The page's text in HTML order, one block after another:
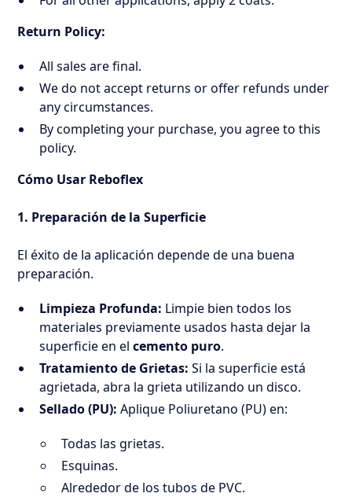
Return Policy:
All sales are final.
We do not accept returns or offer refunds under
any circumstances.
By completing your purchase, you agree to this
policy.
Cómo Usar Reboflex
1. Preparación de la Superficie
El éxito de la aplicación depende de una buena
preparación.
Limpieza Profunda: Limpie bien todos los
materiales previamente usados hasta dejar la
superficie en elcemento puro.
Tratamiento de Grietas: Si la superficie está
agrietada, abra la grieta utilizando un disco.
Sellado (PU): Aplique Poliuretano (PU) en:
Todas las grietas.
Esquinas.
Alrededor de los tubos de PVC.